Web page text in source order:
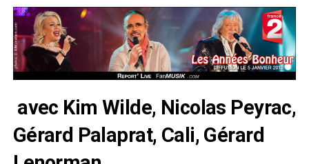
avec Kim Wilde, Nicolas Peyrac,
Gérard Palaprat, Cali, Gérard